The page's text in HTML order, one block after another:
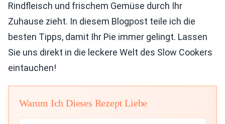
Rindfleisch und frischem Gemüse durch Ihr
Zuhause zieht. In diesem Blogpost teile ich die
besten Tipps, damit Ihr Pie immer gelingt. Lassen
Sie uns direkt in die leckere Welt des Slow Cookers
eintauchen!
Warum Ich Dieses Rezept Liebe